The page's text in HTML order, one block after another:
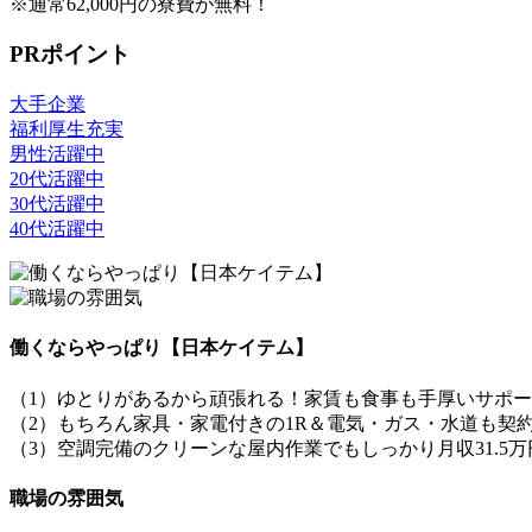
PRポイント
大手企業
福利厚生充実
男性活躍中
20代活躍中
30代活躍中
40代活躍中
働くならやっぱり【日本ケイテム】
（1）ゆとりがあるから頑張れる！家賃も食事も手厚いサポー
（2）もちろん家具・家電付きの1R＆電気・ガス・水道も契
（3）空調完備のクリーンな屋内作業でもしっかり月収31.5
職場の雰囲気